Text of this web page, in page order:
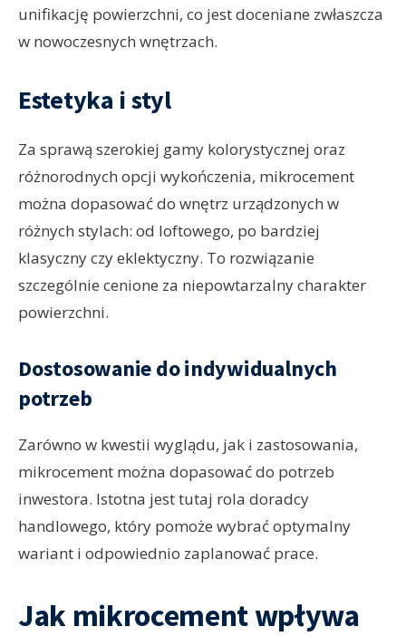
unifikację powierzchni, co jest doceniane zwłaszcza
w nowoczesnych wnętrzach.
Estetyka i styl
Za sprawą szerokiej gamy kolorystycznej oraz
różnorodnych opcji wykończenia, mikrocement
można dopasować do wnętrz urządzonych w
różnych stylach: od loftowego, po bardziej
klasyczny czy eklektyczny. To rozwiązanie
szczególnie cenione za niepowtarzalny charakter
powierzchni.
Dostosowanie do indywidualnych
potrzeb
Zarówno w kwestii wyglądu, jak i zastosowania,
mikrocement można dopasować do potrzeb
inwestora. Istotna jest tutaj rola doradcy
handlowego, który pomoże wybrać optymalny
wariant i odpowiednio zaplanować prace.
Jak mikrocement wpływa